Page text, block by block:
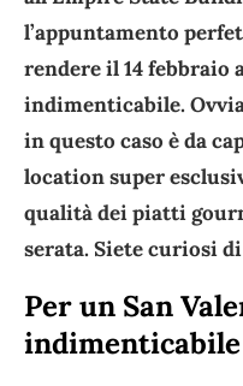
l’appuntamento
rendere il 14 febbraio
indimenticabile.
in questo caso è da
location super
qualità dei piatti
serata. Siete curiosi
Per un San
indimenticabile